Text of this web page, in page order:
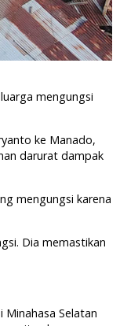
mengungsi
ke Manado,
darurat dampak
mengungsi karena
Dia memastikan
Selatan